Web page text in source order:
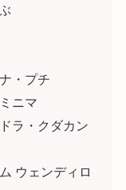
・プチ
ニマ
ラ・クダカン
ウェンディロ